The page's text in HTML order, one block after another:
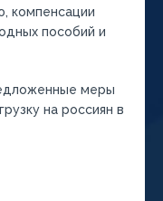
компенсации
пособий и
меры
на россиян в